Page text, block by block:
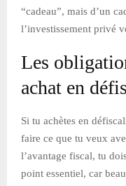
“cadeau”, mais d’un
l’investissement privé
Les
achat en
Si tu achètes en
faire ce que tu veux
l’avantage fiscal, tu
point essentiel, car